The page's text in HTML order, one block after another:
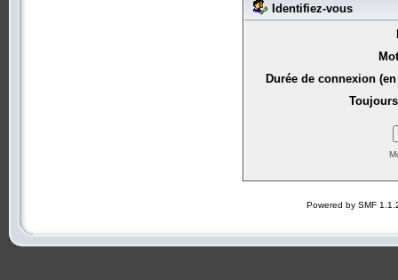
Identifiez-vous
Durée de connexion
Powered by SMF